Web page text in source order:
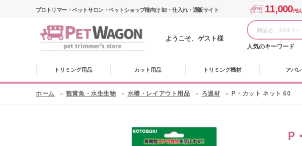
プロトリマー・ペットサロン・ペットショップ様向け 卸・仕入れ・通販サイト 11,000円以
ようこそ、ゲスト様
人気のキーワード
トリミング用品 カット用品 トリミング機材 アパ
ホーム 観賞魚・水生生物 水槽・レイアウト用品 ろ過材 P・カット ネット 60
P